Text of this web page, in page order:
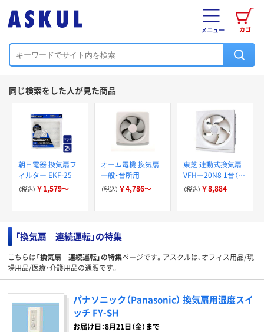
カゴ
メニュー
同じ検索をした人が見た商品
朝日電器 換気扇フ
ィルター EKF-25
（税込） ￥1,579～
オーム電機 換気扇
一般・台所用
（税込） ￥4,786～
東芝 連動式換気扇
VFHー20N8 1台（直
送品）
（税込） ￥8,884
「換気扇 連続運転」の特集
こちらは「換気扇 連続運転」の特集ページです。アスクルは、オフィス用品/現
場用品/医療・介護用品の通販です。
パナソニック（Panasonic） 換気扇用湿度スイ
ッチ FY-SH
お届け日：8月21日（金）まで